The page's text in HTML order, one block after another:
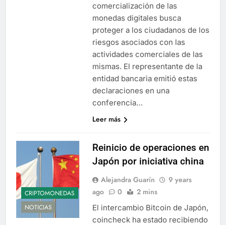
comercialización de las
monedas digitales busca
proteger a los ciudadanos de los
riesgos asociados con las
actividades comerciales de las
mismas. El representante de la
entidad bancaria emitió estas
declaraciones en una
conferencia…
Leer más
CRIPTOMONEDAS
NOTICIAS
Reinicio de operaciones en
Japón por iniciativa china
Alejandra Guarín
9 years
ago
0 2 mins
El intercambio Bitcoin de Japón,
coincheck ha estado recibiendo